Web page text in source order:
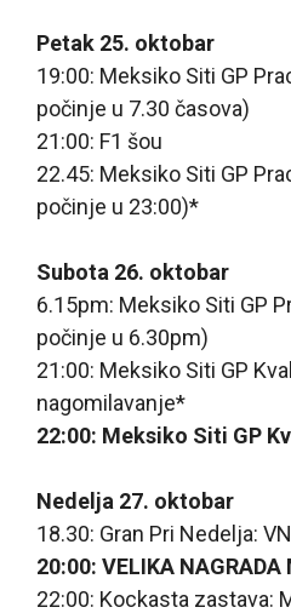
Petak 25. oktobar
19:00: Meksiko Siti GP
počinje u 7.30 časova)
21:00: F1 šou
22.45: Meksiko Siti GP
počinje u 23:00)*
Subota 26. oktobar
6.15pm: Meksiko Siti GP
počinje u 6.30pm)
21:00: Meksiko Siti GP
nagomilavanje*
22:00: Meksiko Siti GP
Nedelja 27. oktobar
18.30: Gran Pri Nedelja:
20:00: VELIKA NAGRADA
22:00: Kockasta zastava: